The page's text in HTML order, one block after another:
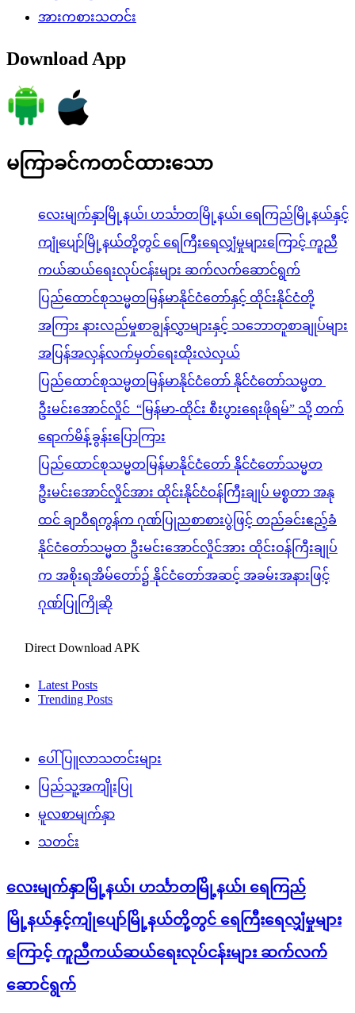
အားကစားသတင်း
Download App
မကြာခင်ကတင်ထားသော
လေးမျက်နှာမြို့နယ်၊ ဟင်္သာတမြို့နယ်၊ ရေကြည်မြို့နယ်နှင့်
ကျုံပျော်မြို့နယ်တို့တွင် ရေကြီးရေလျှံမှုများကြောင့် ကူညီ
ကယ်ဆယ်ရေးလုပ်ငန်းများ ဆက်လက်ဆောင်ရွက်
ပြည်ထောင်စုသမ္မတမြန်မာနိုင်ငံတော်နှင့် ထိုင်းနိုင်ငံတို့
အကြား နားလည်မှုစာချွန်လွှာများနှင့် သဘောတူစာချုပ်များ
အပြန်အလှန်လက်မှတ်ရေးထိုးလဲလှယ်
ပြည်ထောင်စုသမ္မတမြန်မာနိုင်ငံတော် နိုင်ငံတော်သမ္မတ
ဦးမင်းအောင်လှိုင် “မြန်မာ-ထိုင်း စီးပွားရေးဖိုရမ်” သို့ တက်
ရောက်မိန့်ခွန်းပြောကြား
ပြည်ထောင်စုသမ္မတမြန်မာနိုင်ငံတော် နိုင်ငံတော်သမ္မတ
ဦးမင်းအောင်လှိုင်အား ထိုင်းနိုင်ငံဝန်ကြီးချုပ် မစ္စတာ အနု
ထင် ချာဝီရကွန်က ဂုဏ်ပြုညစာစားပွဲဖြင့် တည်ခင်းဧည့်ခံ
နိုင်ငံတော်သမ္မတ ဦးမင်းအောင်လှိုင်အား ထိုင်းဝန်ကြီးချုပ်
က အစိုးရအိမ်တော်၌ နိုင်ငံတော်အဆင့် အခမ်းအနားဖြင့်
ဂုဏ်ပြုကြိုဆို
Direct Download APK
Latest Posts
Trending Posts
ပေါ်ပြူလာသတင်းများ
ပြည်သူ့အကျိုးပြု
မူလစာမျက်နှာ
သတင်း
လေးမျက်နှာမြို့နယ်၊ ဟင်္သာတမြို့နယ်၊ ရေကြည်
မြို့နယ်နှင့်ကျုံပျော်မြို့နယ်တို့တွင် ရေကြီးရေလျှံမှုများ
ကြောင့် ကူညီကယ်ဆယ်ရေးလုပ်ငန်းများ ဆက်လက်
ဆောင်ရွက်